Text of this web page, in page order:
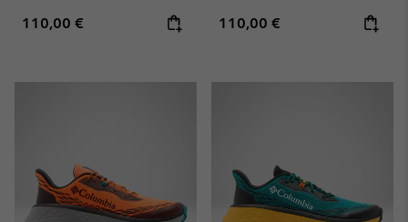
Regular price:
110,00 € Regular price:
110,00 €